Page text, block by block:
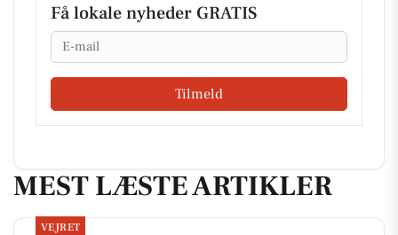
Få lokale nyheder GRATIS
Email
Tilmeld
MEST LÆSTE ARTIKLER
VEJRET